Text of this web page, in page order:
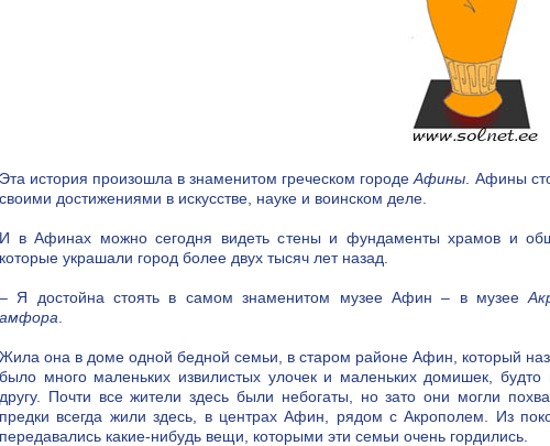
Эта история произошла в знаменитом греческом городеАфины. Афины
своими достижениями в искусстве, науке и воинском деле.
И в Афинах можно сегодня видеть стены и фундаменты храмов и
которые украшали город более двух тысяч лет назад.
– Я достойна стоять в самом знаменитом музее Афин – в музее
амфора.
Жила она в доме одной бедной семьи, в старом районе Афин, который
было много маленьких извилистых улочек и маленьких домишек, будто
другу. Почти все жители здесь были небогаты, но зато они могли
предки всегда жили здесь, в центрах Афин, рядом с Акрополем. Из
передавались какие-нибудь вещи, которыми эти семьи очень гордились.